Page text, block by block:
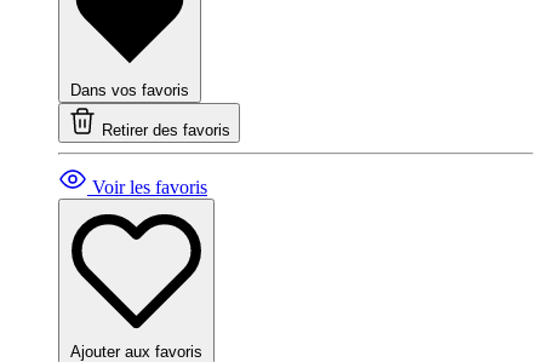
Dans vos favoris
Retirer des favoris
Voir les favoris
Ajouter aux favoris